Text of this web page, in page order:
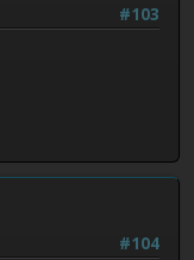
#103
#104